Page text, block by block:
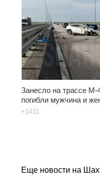
Занесло на трассе
погибли мужчина и
+1431
Еще новости на